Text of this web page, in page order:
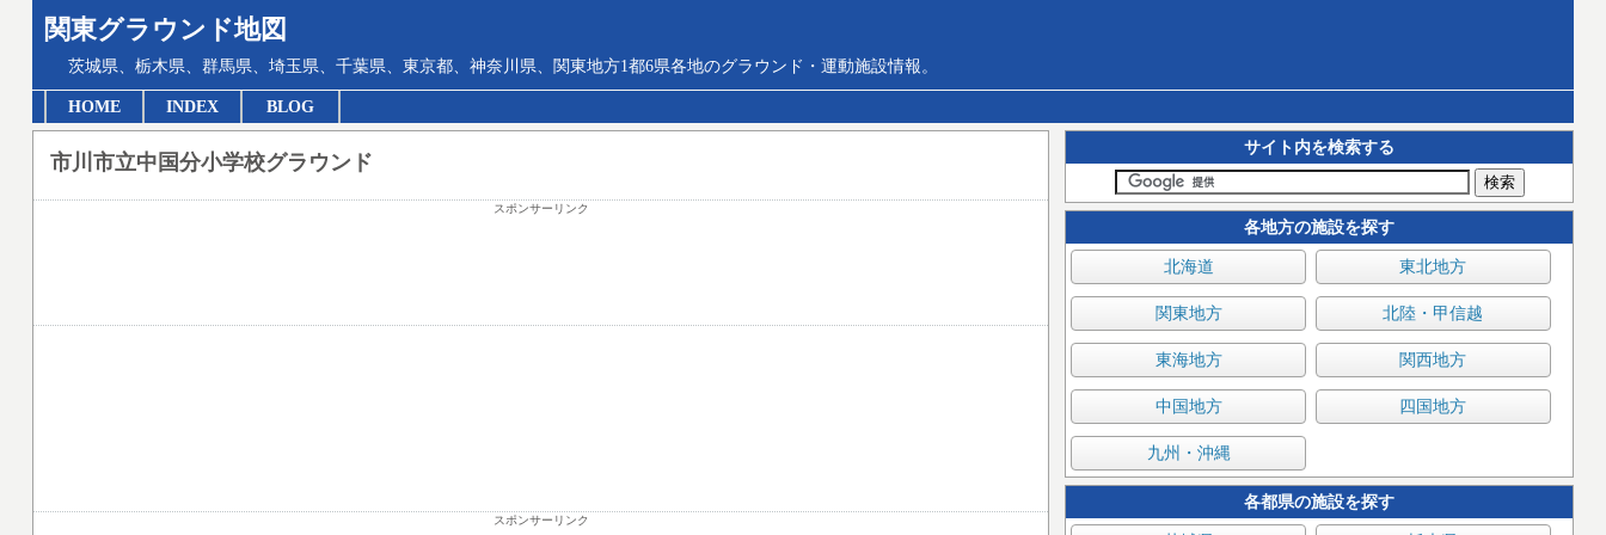
関東グラウンド地図
茨城県、栃木県、群馬県、埼玉県、千葉県、東京都、神奈川県、関東地方1都6県各地のグラウンド・運動施設情報。
HOME INDEX BLOG
サイト内を検索する
各地方の施設を探す
北海道 東北地方
関東地方 北陸・甲信越
東海地方 関西地方
中国地方 四国地方
九州・沖縄
各都県の施設を探す
市川市立中国分小学校グラウンド
スポンサーリンク
スポンサーリンク